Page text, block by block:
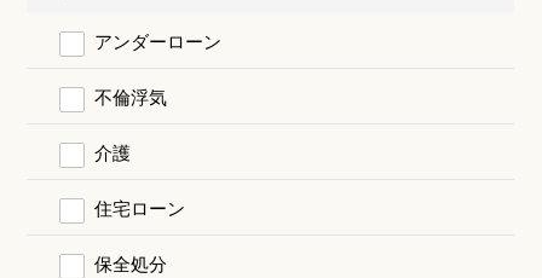
アンダーローン
不倫浮気
介護
住宅ローン
保全処分